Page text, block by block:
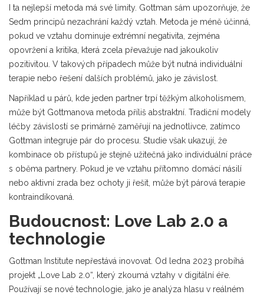
I ta nejlepší metoda má své limity. Gottman sám upozorňuje, že
Sedm principů nezachrání každý vztah. Metoda je méně účinná,
pokud ve vztahu dominuje extrémní negativita, zejména
opovržení a kritika, která zcela převažuje nad jakoukoliv
pozitivitou. V takových případech může být nutná individuální
terapie nebo řešení dalších problémů, jako je závislost.
Například u párů, kde jeden partner trpí těžkým alkoholismem,
může být Gottmanova metoda příliš abstraktní. Tradiční modely
léčby závislostí se primárně zaměřují na jednotlivce, zatímco
Gottman integruje pár do procesu. Studie však ukazují, že
kombinace ob přístupů je stejně užitečná jako individuální práce
s oběma partnery. Pokud je ve vztahu přítomno domácí násilí
nebo aktivní zrada bez ochoty ji řešit, může být párová terapie
kontraindikovaná.
Budoucnost: Love Lab 2.0 a
technologie
Gottman Institute nepřestává inovovat. Od ledna 2023 probíhá
projekt „Love Lab 2.0“, který zkoumá vztahy v digitální éře.
Používají se nové technologie, jako je analýza hlasu v reálném